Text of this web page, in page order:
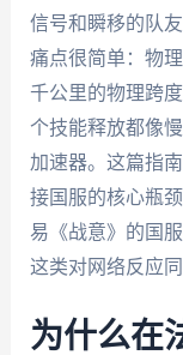
信号和瞬移的队
痛点很简单：物
千公里的物理跨
个技能释放都像
加速器。这篇指
接国服的核心瓶
易《战意》的国
这类对网络反应
为什么在